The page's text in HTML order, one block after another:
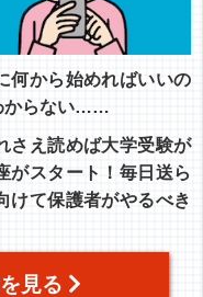
何から始めればいいの
からない……
さえ読めば大学受験が
がスタート！毎日送ら
けて保護者がやるべき
見る